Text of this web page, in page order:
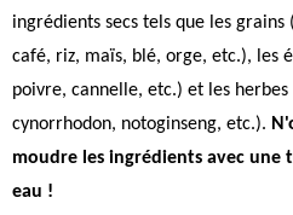
ingrédients secs tels que les
café, riz, maïs, blé, orge, etc.), les
poivre, cannelle, etc.) et les
cynorrhodon, notoginseng, etc.).
moudre les ingrédients avec une
eau !